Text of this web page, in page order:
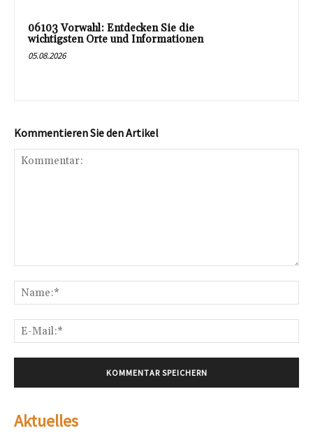
06103 Vorwahl: Entdecken Sie die
wichtigsten Orte und Informationen
05.08.2026
Kommentieren Sie den Artikel
Aktuelles